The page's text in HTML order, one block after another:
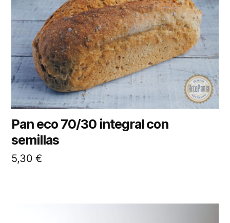
Pan eco 70/30 integral con
semillas
5,30€